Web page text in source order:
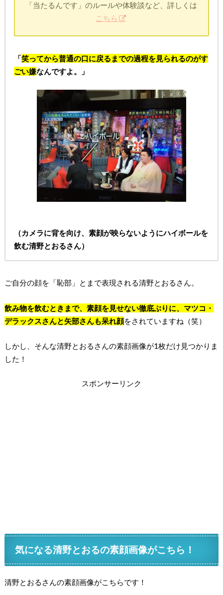
「当たるんです」のルールや体験談など、詳しくは
こちら
「笑ってから普通の口に戻るまでの過程を見られるのがす
ごい嫌なんですよ。」
（カメラに背を向け、素顔が映らないようにハイボールを
飲む清野とおるさん）
ご自分の顔を「恥部」とまで表現される清野とおるさん。
飲み物を飲むときまで、素顔を見せない徹底ぶりに、マツコ・
デラックスさんと矢部さんも呆れ顔をされていますね（笑）
しかし、そんな清野とおるさんの素顔画像が1枚だけ見つかりま
した！
スポンサーリンク
気になる清野とおるの素顔画像がこちら！
清野とおるさんの素顔画像がこちらです！